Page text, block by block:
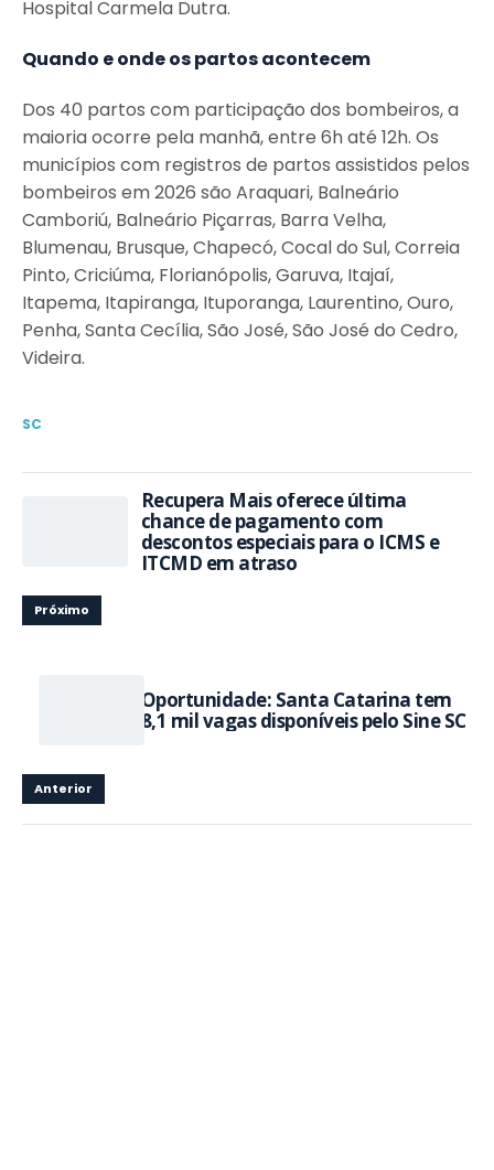
Hospital Carmela Dutra.
Quando e onde os partos acontecem
Dos 40 partos com participação dos bombeiros, a
maioria ocorre pela manhã, entre 6h até 12h. Os
municípios com registros de partos assistidos pelos
bombeiros em 2026 são Araquari, Balneário
Camboriú, Balneário Piçarras, Barra Velha,
Blumenau, Brusque, Chapecó, Cocal do Sul, Correia
Pinto, Criciúma, Florianópolis, Garuva, Itajaí,
Itapema, Itapiranga, Ituporanga, Laurentino, Ouro,
Penha, Santa Cecília, São José, São José do Cedro,
Videira.
SC
Recupera Mais oferece última
chance de pagamento com
descontos especiais para o ICMS e
ITCMD em atraso
Próximo
Oportunidade: Santa Catarina tem
8,1 mil vagas disponíveis pelo Sine SC
Anterior